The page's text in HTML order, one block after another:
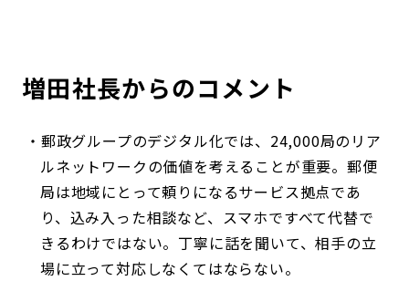
増田社長からのコメント
郵政グループのデジタル化では、24,000局のリア
ルネットワークの価値を考えることが重要。郵便
局は地域にとって頼りになるサービス拠点であ
り、込み入った相談など、スマホですべて代替で
きるわけではない。丁寧に話を聞いて、相手の立
場に立って対応しなくてはならない。